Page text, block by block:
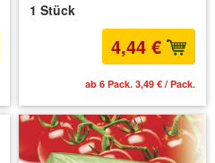
1 Stück
4,44 €
ab 6 Pack. 3,49 € / Pack.